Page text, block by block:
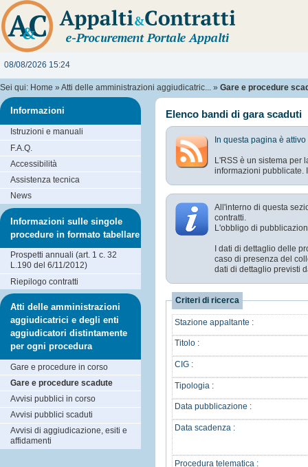
08/08/2026 15:24
Sei qui: Home » Atti delle amministrazioni aggiudicatric... » Gare e procedure
Elenco bandi di gara scaduti
In questa pagina è
L'RSS è un sistema per
informazioni pubblicate.
All'interno di questa
contratti.
L'obbligo di
I dati di dettaglio delle
caso di presenza del
dati di dettaglio previsti
Criteri di ricerca
Stazione appaltante :
Titolo :
CIG :
Tipologia :
Data pubblicazione :
Data scadenza :
Procedura telematica :
Informazioni
Istruzioni e manuali
F.A.Q.
Accessibilità
Assistenza tecnica
News
Informazioni sulle singole
procedure in formato tabellare
Prospetti annuali (art. 1 c. 32
L.190 del 6/11/2012)
Riepilogo contratti
Atti delle amministrazioni
aggiudicatrici e degli enti
aggiudicatori distintamente
per ogni procedura
Gare e procedure in corso
Gare e procedure scadute
Avvisi pubblici in corso
Avvisi pubblici scaduti
Avvisi di aggiudicazione, esiti e
affidamenti